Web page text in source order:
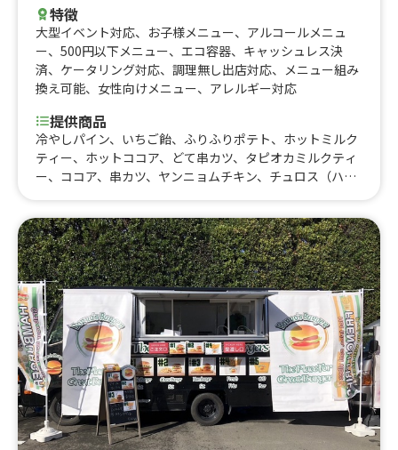
特徴
大型イベント対応、 お子様メニュー、 アルコールメニュ
ー、 500円以下メニュー、 エコ容器、 キャッシュレス決
済、 ケータリング対応、 調理無し出店対応、
メニュー組み
換え可能、 女性向けメニュー、 アレルギー対応
提供商品
冷やしパイン、いちご飴、ふりふりポテト、ホットミルク
ティー、ホットココア、どて串カツ、タピオカミルクティ
ー、ココア、串カツ、ヤンニョムチキン、チュロス（ハチ
あげ